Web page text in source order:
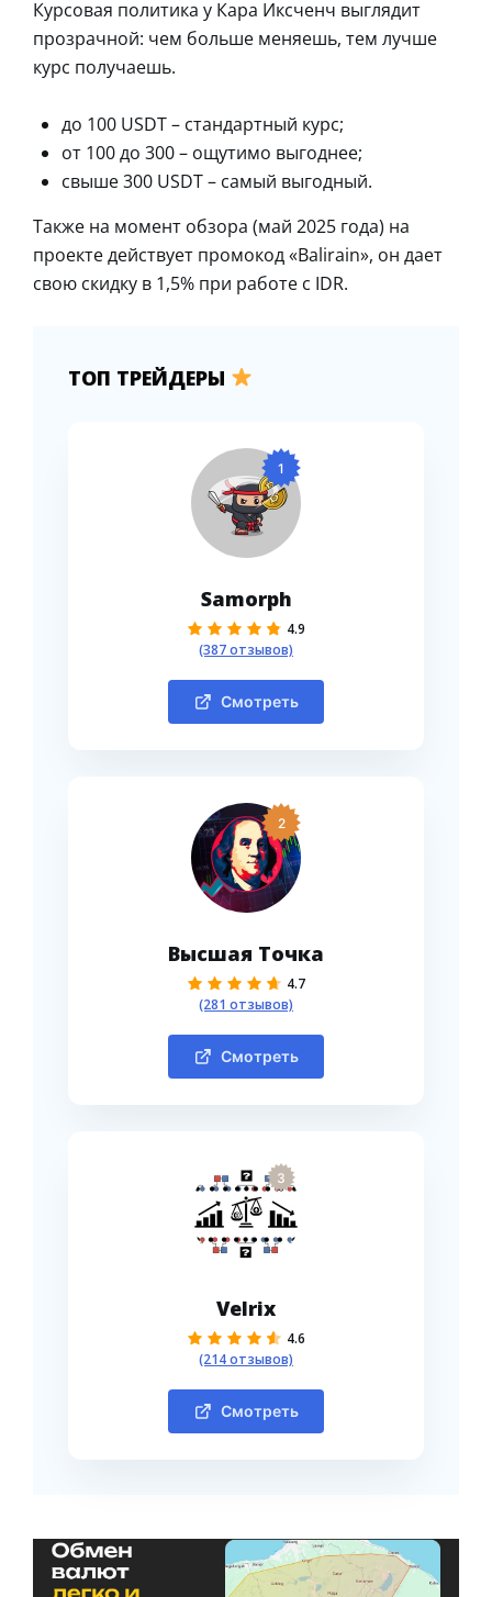
Курсовая политика у Кара Иксченч выглядит
прозрачной: чем больше меняешь, тем лучше
курс получаешь.
до 100 USDT – стандартный курс;
от 100 до 300 – ощутимо выгоднее;
свыше 300 USDT – самый выгодный.
Также на момент обзора (май 2025 года) на
проекте действует промокод «Balirain», он дает
свою скидку в 1,5% при работе с IDR.
ТОП ТРЕЙДЕРЫ
1
Samorph
4.9
(387 отзывов)
Смотреть
2
Высшая Точка
4.7
(281 отзывов)
Смотреть
3
Velrix
4.6
(214 отзывов)
Смотреть